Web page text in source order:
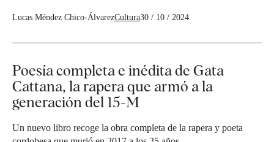
Lucas Méndez Chico-ÁlvarezCultura30 / 10 / 2024
Poesía completa e inédita de Gata
Cattana, la rapera que armó a la
generación del 15-M
Un nuevo libro recoge la obra completa de la rapera y poeta